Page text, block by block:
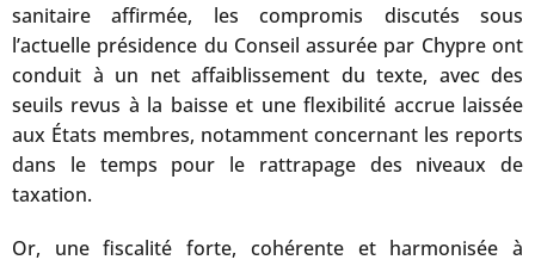
sanitaire affirmée, les compromis discutés sous
l’actuelle présidence du Conseil assurée par Chypre ont
conduit à un net affaiblissement du texte, avec des
seuils revus à la baisse et une flexibilité accrue laissée
aux États membres, notamment concernant les reports
dans le temps pour le rattrapage des niveaux de
taxation.
Or, une fiscalité forte, cohérente et harmonisée à